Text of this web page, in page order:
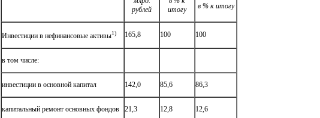
в % к итогу
рублей
итогу
Инвестиции в нефинансовые активы1) 165,8 100 100
в том числе:
инвестиции в основной капитал 142,0 85,6 86,3
капитальный ремонт основных фондов 21,3 12,8 12,6